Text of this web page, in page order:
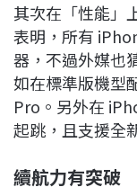
其次在「性能」
表明，所有
器，不過外媒也
如在標準版機型
Pro。另外在
起跳，且支援全
續航力有突破